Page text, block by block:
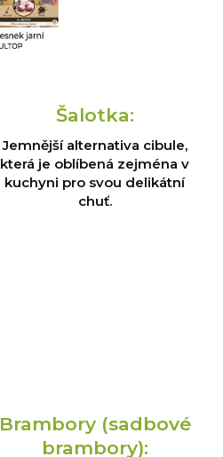
Šalotka:
Jemnější alternativa cibule,
která je oblíbená zejména v
kuchyni pro svou delikátní
chuť.
Brambory (sadbové
brambory):